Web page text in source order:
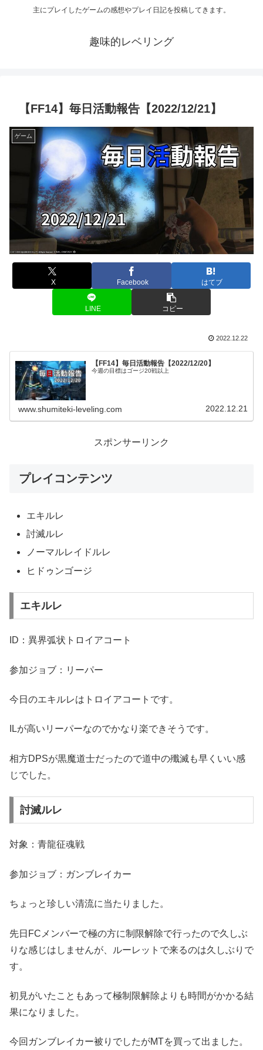
主にプレイしたゲームの感想やプレイ日記を投稿してきます。
趣味的レベリング
【FF14】毎日活動報告【2022/12/21】
ゲーム
X Facebook はてブ
LINE コピー
2022.12.22
【FF14】毎日活動報告【2022/12/20】
今週の目標はゴージ20戦以上
www.shumiteki-leveling.com 2022.12.21
スポンサーリンク
プレイコンテンツ
エキルレ
討滅ルレ
ノーマルレイドルレ
ヒドゥンゴージ
エキルレ
ID：異界弧状トロイアコート
参加ジョブ：リーパー
今日のエキルレはトロイアコートです。
ILが高いリーパーなのでかなり楽できそうです。
相方DPSが黒魔道士だったので道中の殲滅も早くいい感
じでした。
討滅ルレ
対象：青龍征魂戦
参加ジョブ：ガンブレイカー
ちょっと珍しい清流に当たりました。
先日FCメンバーで極の方に制限解除で行ったので久しぶ
りな感じはしませんが、ルーレットで来るのは久しぶりで
す。
初見がいたこともあって極制限解除よりも時間がかかる結
果になりました。
今回ガンブレイカー被りでしたがMTを買って出ました。